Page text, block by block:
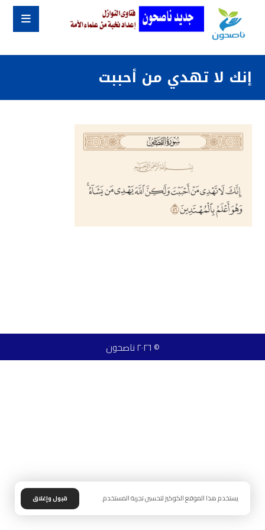
إنك لا تهدي من أحببت
© ٢٠٢٦ ناصحون
يستخدم هذا الموقع الكوكيز لتحسين تجربة المستخدم. قبول وإغلاق